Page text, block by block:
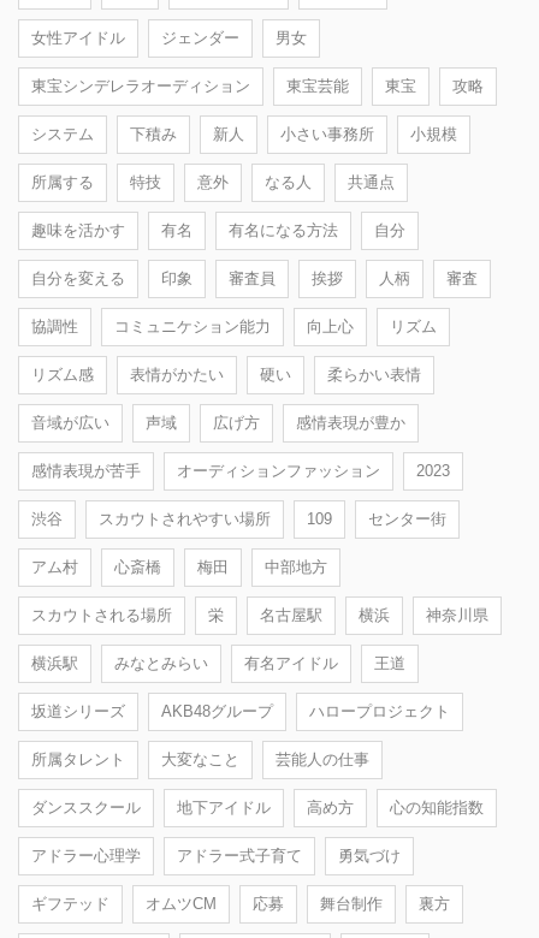
女性アイドル ジェンダー 男女
東宝シンデレラオーディション 東宝芸能 東宝 攻略
システム 下積み 新人 小さい事務所 小規模
所属する 特技 意外 なる人 共通点
趣味を活かす 有名 有名になる方法 自分
自分を変える 印象 審査員 挨拶 人柄 審査
協調性 コミュニケション能力 向上心 リズム
リズム感 表情がかたい 硬い 柔らかい表情
音域が広い 声域 広げ方 感情表現が豊か
感情表現が苦手 オーディションファッション 2023
渋谷 スカウトされやすい場所 109 センター街
アム村 心斎橋 梅田 中部地方
スカウトされる場所 栄 名古屋駅 横浜 神奈川県
横浜駅 みなとみらい 有名アイドル 王道
坂道シリーズ AKB48グループ ハロープロジェクト
所属タレント 大変なこと 芸能人の仕事
ダンススクール 地下アイドル 高め方 心の知能指数
アドラー心理学 アドラー式子育て 勇気づけ
ギフテッド オムツCM 応募 舞台制作 裏方